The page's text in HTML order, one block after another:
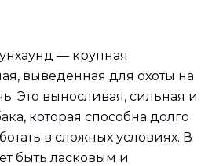
— крупная
выведенная для охоты на
Это выносливая, сильная и
которая способна долго
в сложных условиях. В
быть ласковым и